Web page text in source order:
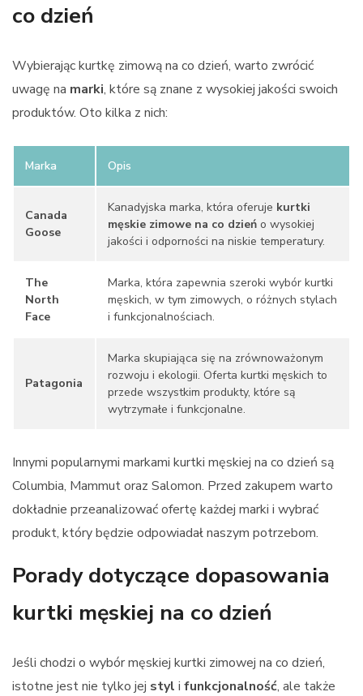
co dzień
Wybierając kurtkę zimową na co dzień, warto zwrócić
uwagę na marki, które są znane z wysokiej jakości swoich
produktów. Oto kilka z nich:
Marka Opis
Canada
Goose
Kanadyjska marka, która oferuje kurtki
męskie zimowe na co dzień o wysokiej
jakości i odporności na niskie temperatury.
The
North
Face
Marka, która zapewnia szeroki wybór kurtki
męskich, w tym zimowych, o różnych stylach
i funkcjonalnościach.
Patagonia
Marka skupiająca się na zrównoważonym
rozwoju i ekologii. Oferta kurtki męskich to
przede wszystkim produkty, które są
wytrzymałe i funkcjonalne.
Innymi popularnymi markami kurtki męskiej na co dzień są
Columbia, Mammut oraz Salomon. Przed zakupem warto
dokładnie przeanalizować ofertę każdej marki i wybrać
produkt, który będzie odpowiadał naszym potrzebom.
Porady dotyczące dopasowania
kurtki męskiej na co dzień
Jeśli chodzi o wybór męskiej kurtki zimowej na co dzień,
istotne jest nie tylko jej styl i funkcjonalność, ale także